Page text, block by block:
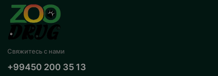
Свяжитесь с нами
+99450 200 35 13